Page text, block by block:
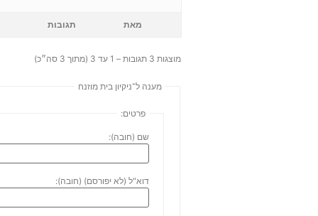
מאת תגובות
מוצגות 3 תגובות – 1 עד 3 (מתוך 3 סה״כ)
מענה ל־ניקיון בית מוזנח
פרטים:
שם (חובה):
דוא"ל (לא יפורסם) (חובה):